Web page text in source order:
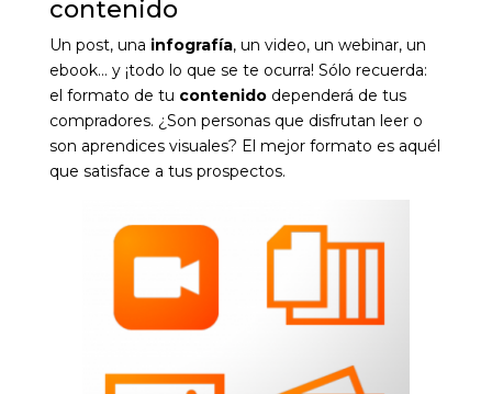
contenido
Un post, una infografía, un video, un webinar, un
ebook… y ¡todo lo que se te ocurra! Sólo recuerda:
el formato de tu contenidodependerá de tus
compradores. ¿Son personas que disfrutan leer o
son aprendices visuales? El mejor formato es aquél
que satisface a tus prospectos.